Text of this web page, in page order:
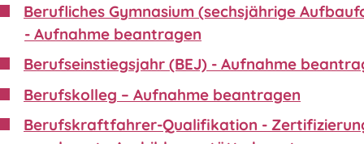
Berufliches Gymnasium (sechsjährige
- Aufnahme beantragen
Berufseinstiegsjahr (BEJ) - Aufnahme
Berufskolleg – Aufnahme beantragen
Berufskraftfahrer-Qualifikation -